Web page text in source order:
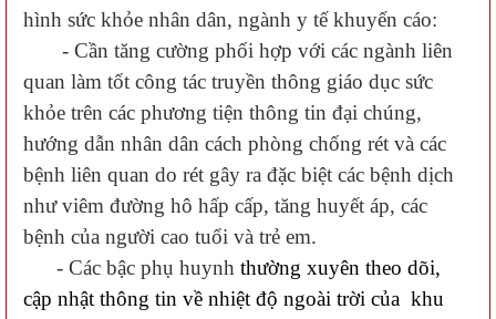
hình sức khỏe nhân dân, ngành y tế khuyến cáo:
- Cần tăng cường phối hợp với các ngành liên
quan làm tốt công tác truyền thông giáo dục sức
khỏe trên các phương tiện thông tin đại chúng,
hướng dẫn nhân dân cách phòng chống rét và các
bệnh liên quan do rét gây ra đặc biệt các bệnh dịch
như viêm đường hô hấp cấp, tăng huyết áp, các
bệnh của người cao tuổi và trẻ em.
- Các bậc phụ huynh thường xuyên theo dõi,
cập nhật thông tin về nhiệt độ ngoài trời của khu